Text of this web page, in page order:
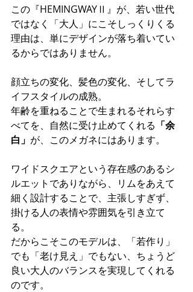
この『HEMINGWAYⅡ』が、若い世代
ではなく「大人」にこそしっくりくる
理由は、単にデザインが落ち着いてい
るからではありません。
顔立ちの変化、髪色の変化、そしてラ
イフスタイルの成熟。
年齢を重ねることで生まれるそれらす
べてを、自然に受け止めてくれる 「余
白」 が、このメガネにはあります。
ワイドスクエアという存在感のあるシ
ルエットでありながら、リムをあえて
細く設計することで、主張しすぎず、
掛ける人の表情や雰囲気を引き立て
る。
だからこそこのモデルは、「若作り」
でも「老け見え」でもない、ちょうど
良い大人のバランスを実現してくれる
のです。